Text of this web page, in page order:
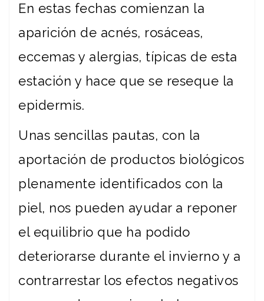
En estas fechas comienzan la
aparición de acnés, rosáceas,
eccemas y alergias, típicas de esta
estación y hace que se reseque la
epidermis.
Unas sencillas pautas, con la
aportación de productos biológicos
plenamente identificados con la
piel, nos pueden ayudar a reponer
el equilibrio que ha podido
deteriorarse durante el invierno y a
contrarrestar los efectos negativos